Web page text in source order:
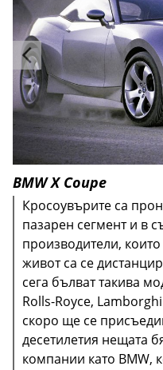
BMW X Coupe
Кросоувърите са
пазарен сегмент и в
производители,
живот са се
сега бълват такива
Rolls-Royce,
скоро ще се
десетилетия нещата
компании като BMW,
Външният вид в този
Концептът Alpha-T,
Очевидно
Питър Хорбъри и